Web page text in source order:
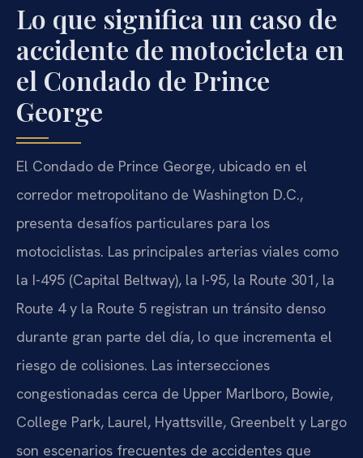
Lo que significa un caso de
accidente de motocicleta en
el Condado de Prince
George
El Condado de Prince George, ubicado en el
corredor metropolitano de Washington D.C.,
presenta desafíos particulares para los
motociclistas. Las principales arterias viales como
la I-495 (Capital Beltway), la I-95, la Route 301, la
Route 4 y la Route 5 registran un tránsito denso
durante gran parte del día, lo que incrementa el
riesgo de colisiones. Las intersecciones
congestionadas cerca de Upper Marlboro, Bowie,
College Park, Laurel, Hyattsville, Greenbelt y Largo
son escenarios frecuentes de accidentes que